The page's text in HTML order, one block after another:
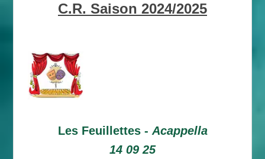
C.R. Saison 2024/2025
Les Feuillettes - Acappella
14 09 25